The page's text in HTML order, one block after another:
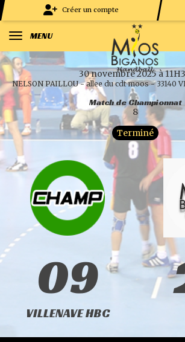
Créer un compte
MENU
30 novembre 2025 à
NELSON PAILLOU - allee du cdt moos - 33140
Match de Championnat
8
Terminé
09
VILLENAVE HBC
Panneau de gestion des cookies